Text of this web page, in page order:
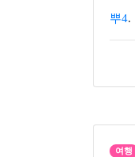
뿌4.
여행